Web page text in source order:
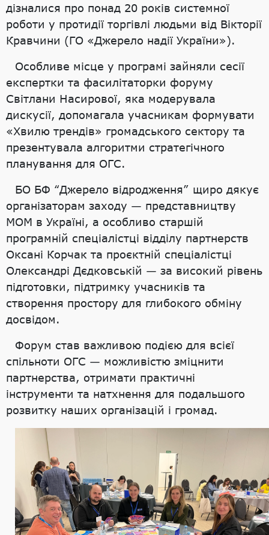
дізналися про понад 20 років системної
роботи у протидії торгівлі людьми від Вікторії
Кравчини (ГО «Джерело надії України»).
Особливе місце у програмі зайняли сесії
експертки та фасилітаторки форуму
Світлани Насирової, яка модерувала
дискусії, допомагала учасникам формувати
«Хвилю трендів» громадського сектору та
презентувала алгоритми стратегічного
планування для ОГС.
БО БФ “Джерело відродження” щиро дякує
організаторам заходу — представництву
МОМ в Україні, а особливо старшій
програмній спеціалістці відділу партнерств
Оксані Корчак та проєктній спеціалістці
Олександрі Дєдковській — за високий рівень
підготовки, підтримку учасників та
створення простору для глибокого обміну
досвідом.
Форум став важливою подією для всієї
спільноти ОГС — можливістю зміцнити
партнерства, отримати практичні
інструменти та натхнення для подальшого
розвитку наших організацій і громад.